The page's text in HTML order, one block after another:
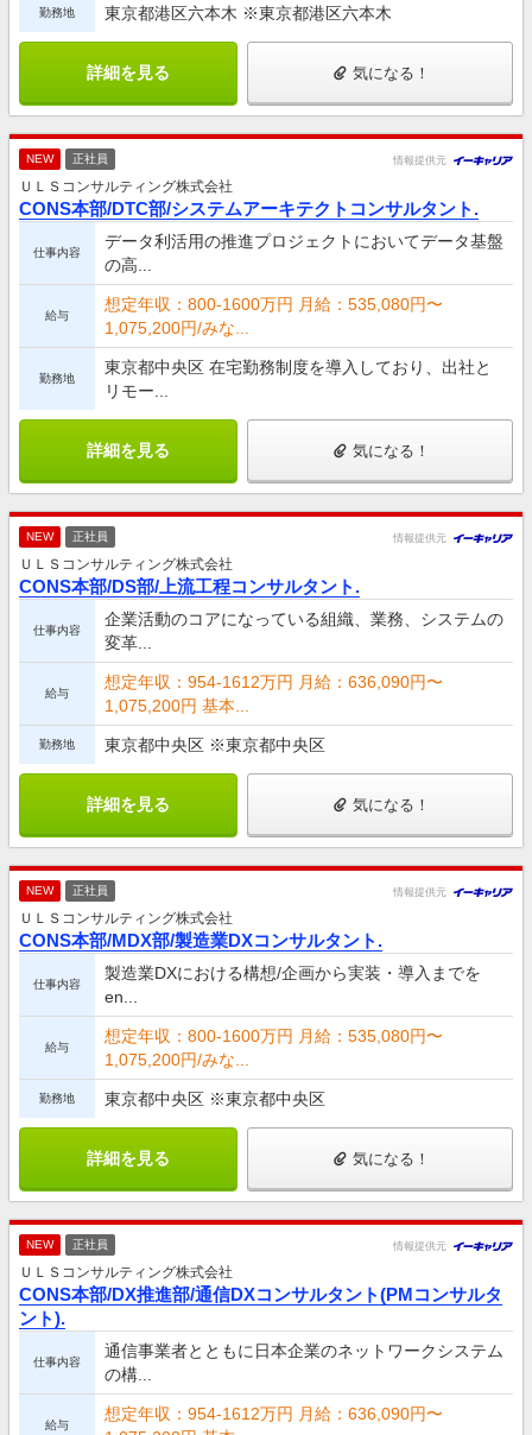
勤務地 東京都港区六本木 ※東京都港区六本木
詳細を見る 気になる！
NEW 正社員 情報提供元
ＵＬＳコンサルティング株式会社
CONS本部/DTC部/システムアーキテクトコンサルタント.
仕事内容
データ利活用の推進プロジェクトにおいてデータ基盤
の高...
給与
想定年収：800-1600万円 月給：535,080円〜
1,075,200円/みな...
勤務地
東京都中央区 在宅勤務制度を導入しており、出社と
リモー...
詳細を見る 気になる！
NEW 正社員 情報提供元
ＵＬＳコンサルティング株式会社
CONS本部/DS部/上流工程コンサルタント.
仕事内容
企業活動のコアになっている組織、業務、システムの
変革...
給与
想定年収：954-1612万円 月給：636,090円〜
1,075,200円 基本...
勤務地 東京都中央区 ※東京都中央区
詳細を見る 気になる！
NEW 正社員 情報提供元
ＵＬＳコンサルティング株式会社
CONS本部/MDX部/製造業DXコンサルタント.
仕事内容
製造業DXにおける構想/企画から実装・導入までを
en...
給与
想定年収：800-1600万円 月給：535,080円〜
1,075,200円/みな...
勤務地 東京都中央区 ※東京都中央区
詳細を見る 気になる！
NEW 正社員 情報提供元
ＵＬＳコンサルティング株式会社
CONS本部/DX推進部/通信DXコンサルタント(PMコンサルタ
ント).
仕事内容
通信事業者とともに日本企業のネットワークシステム
の構...
給与
想定年収：954-1612万円 月給：636,090円〜